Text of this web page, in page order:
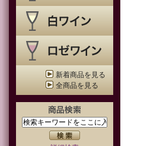
新着商品を見る
全商品を見る